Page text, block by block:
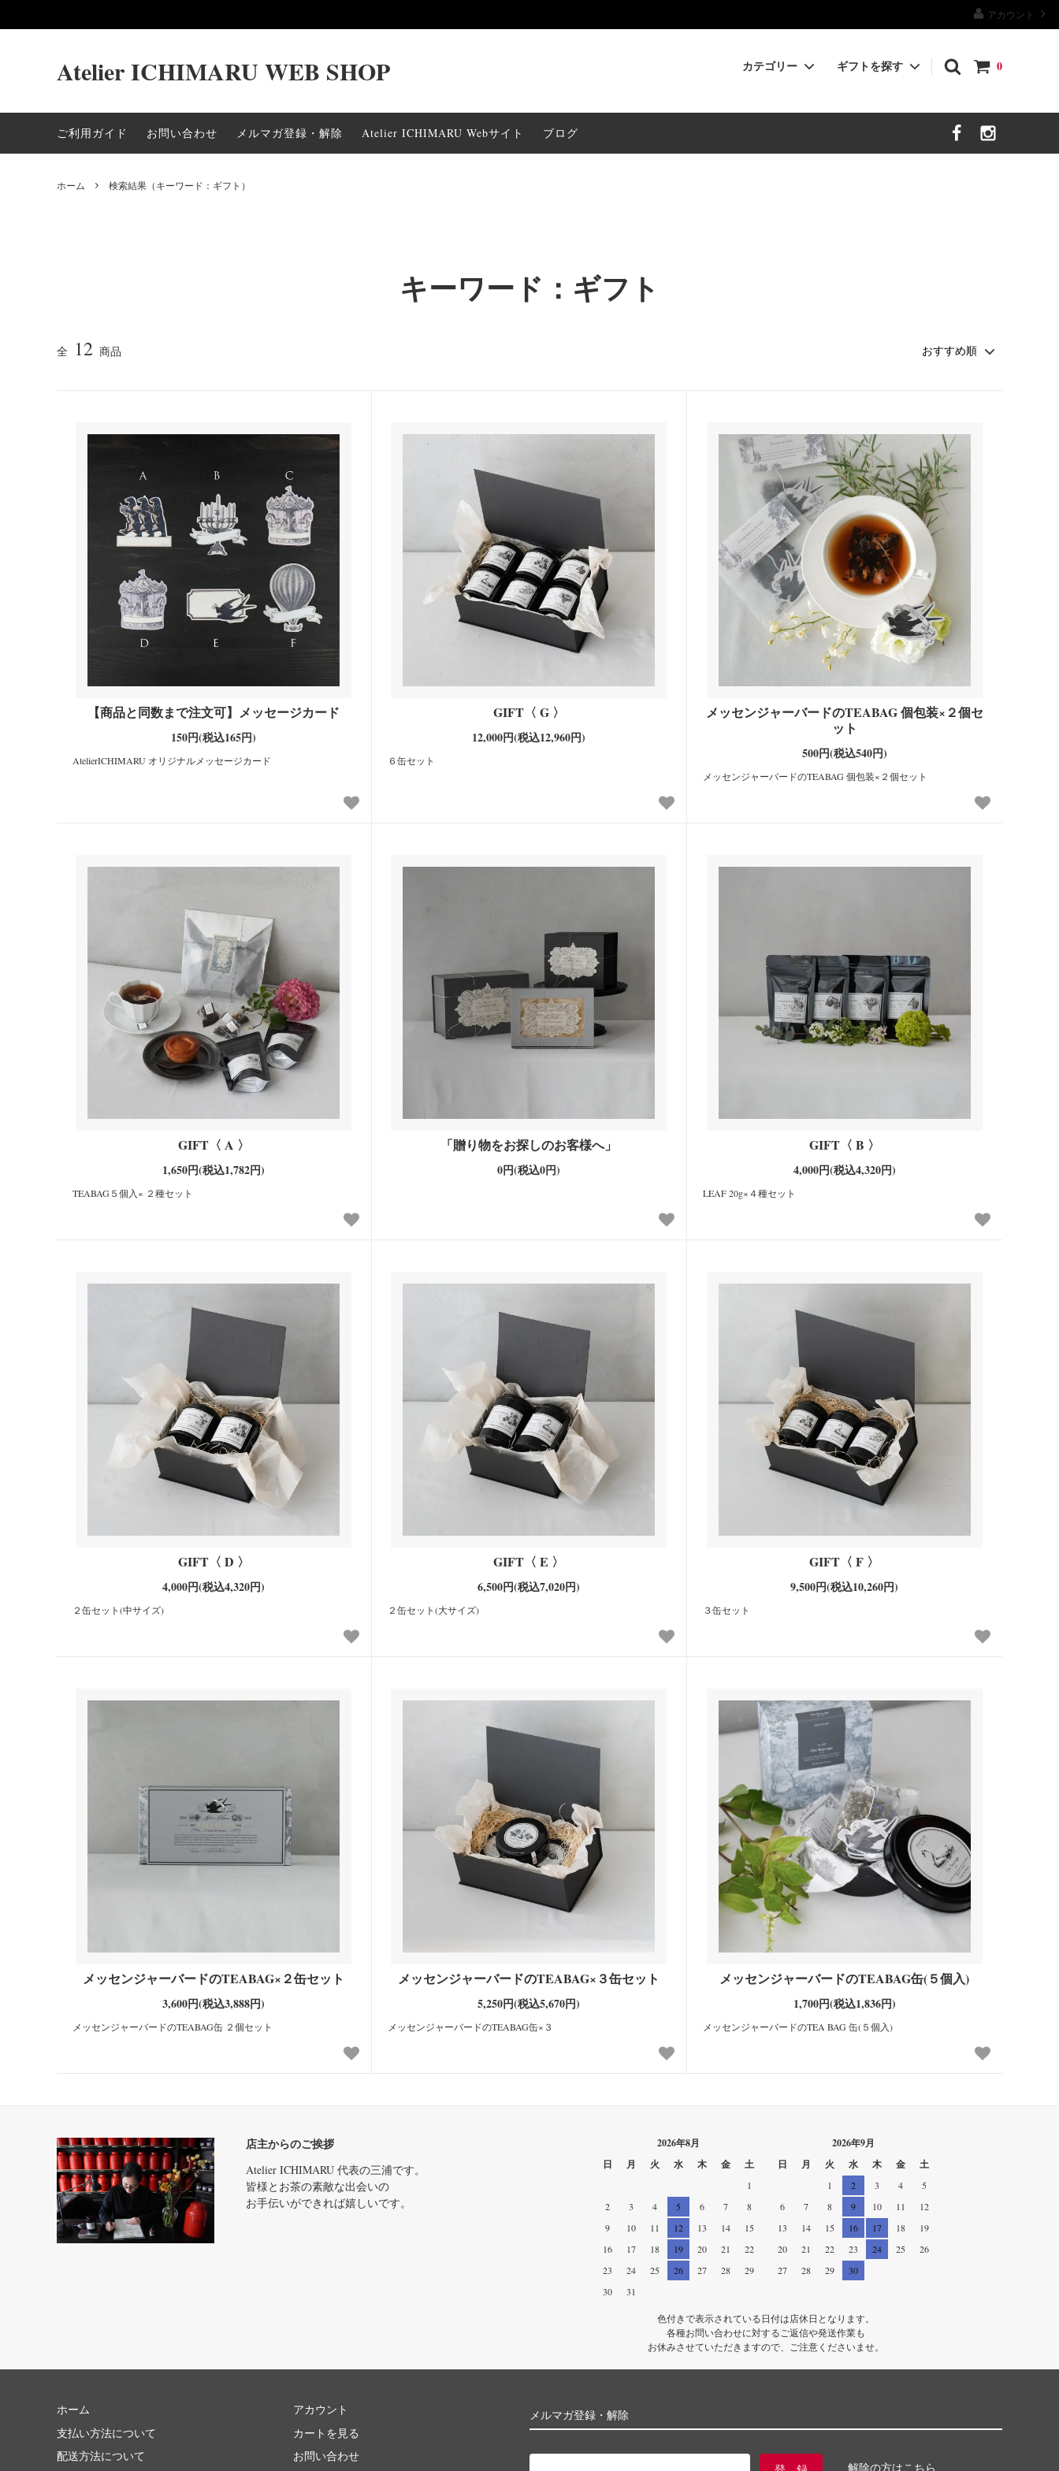
アカウント
Atelier ICHIMARU WEB SHOP 0
カテゴリー
茶器
ギフトを探す
ギフト〜6000yen
ギフト〜8000yen ギフト〜1000yen ギフト〜12000yen
ご利用ガイド お問い合わせ メルマガ登録・解除 Atelier ICHIMARU Webサイト ブログ
ホーム 検索結果（キーワード：ギフト）
キーワード：ギフト
全 12 商品
【商品と同数まで注文可】メッセージカード
150円(税込165円)
AtelierICHIMARU オリジナルメッセージカード
GIFT〈 G 〉
12,000円(税込12,960円)
６缶セット
メッセンジャーバードのTEABAG 個包装×２個セ
ット
500円(税込540円)
メッセンジャーバードのTEABAG 個包装×２個セット
GIFT〈 A 〉
1,650円(税込1,782円)
TEABAG５個入× ２種セット
「贈り物をお探しのお客様へ」
0円(税込0円)
GIFT〈 B 〉
4,000円(税込4,320円)
LEAF 20g×４種セット
GIFT〈 D 〉
4,000円(税込4,320円)
２缶セット(中サイズ)
GIFT〈 E 〉
6,500円(税込7,020円)
２缶セット(大サイズ)
GIFT〈 F 〉
9,500円(税込10,260円)
３缶セット
メッセンジャーバードのTEABAG×２缶セット
3,600円(税込3,888円)
メッセンジャーバードのTEABAG缶 ２個セット
メッセンジャーバードのTEABAG×３缶セット
5,250円(税込5,670円)
メッセンジャーバードのTEABAG缶×３
メッセンジャーバードのTEABAG缶(５個入)
1,700円(税込1,836円)
メッセンジャーバードのTEA BAG 缶(５個入)
店主からのご挨拶
Atelier ICHIMARU 代表の三浦です。
皆様とお茶の素敵な出会いの
お手伝いができれば嬉しいです。
2026年8月
日
月 火 水 木 金 土
1
2
3 4 5 6 7
8
9
10 11 12 13 14
15
16
17 18 19 20 21
22
23
24 25 26 27 28
29
30
31
2026年9月
日
月 火 水 木 金 土
1 2 3 4
5
6
7 8 9 10 11
12
13
14 15 16 17 18
19
20
21 22 23 24 25
26
27
28 29 30
色付きで表示されている日付は店休日となります。
各種お問い合わせに対するご返信や発送作業も
お休みさせていただきますので、ご注意くださいませ。
メルマガ登録・解除
解除の方はこちら
ホーム
支払い方法について
配送方法について
アカウント
カートを見る
お問い合わせ